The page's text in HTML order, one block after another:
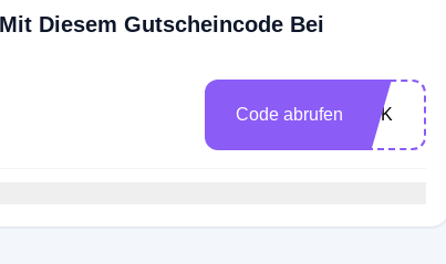
Diesem Gutscheincode Bei
Code abrufen SPK